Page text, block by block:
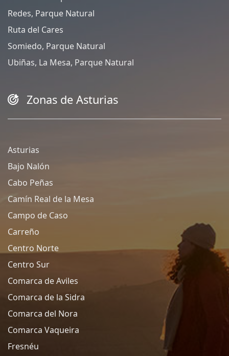
Redes, Parque Natural
Ruta del Cares
Somiedo, Parque Natural
Ubiñas, La Mesa, Parque Natural
Zonas de Asturias
Asturias
Bajo Nalón
Cabo Peñas
Camín Real de la Mesa
Campo de Caso
Carreño
Centro Norte
Centro Sur
Comarca de Aviles
Comarca de la Sidra
Comarca del Nora
Comarca Vaqueira
Fresnéu